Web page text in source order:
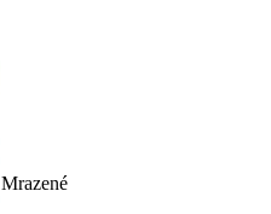
Mrazené